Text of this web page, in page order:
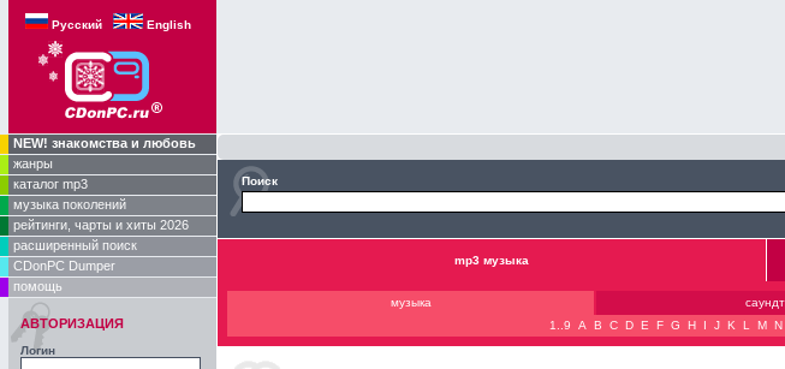
Русский English
NEW! знакомства и любовь
жанры
каталог mp3
музыка поколений
рейтинги, чарты и хиты 2026
расширенный поиск
CDonPC Dumper
помощь
АВТОРИЗАЦИЯ
Логин
Поиск
mp3 музыка
музыка
1..9
A B C D E F G H I J K L M N